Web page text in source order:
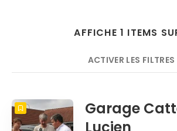
AFFICHE 1 ITEMS
ACTIVER LES FILTRES
NOMBRE 5
Garage